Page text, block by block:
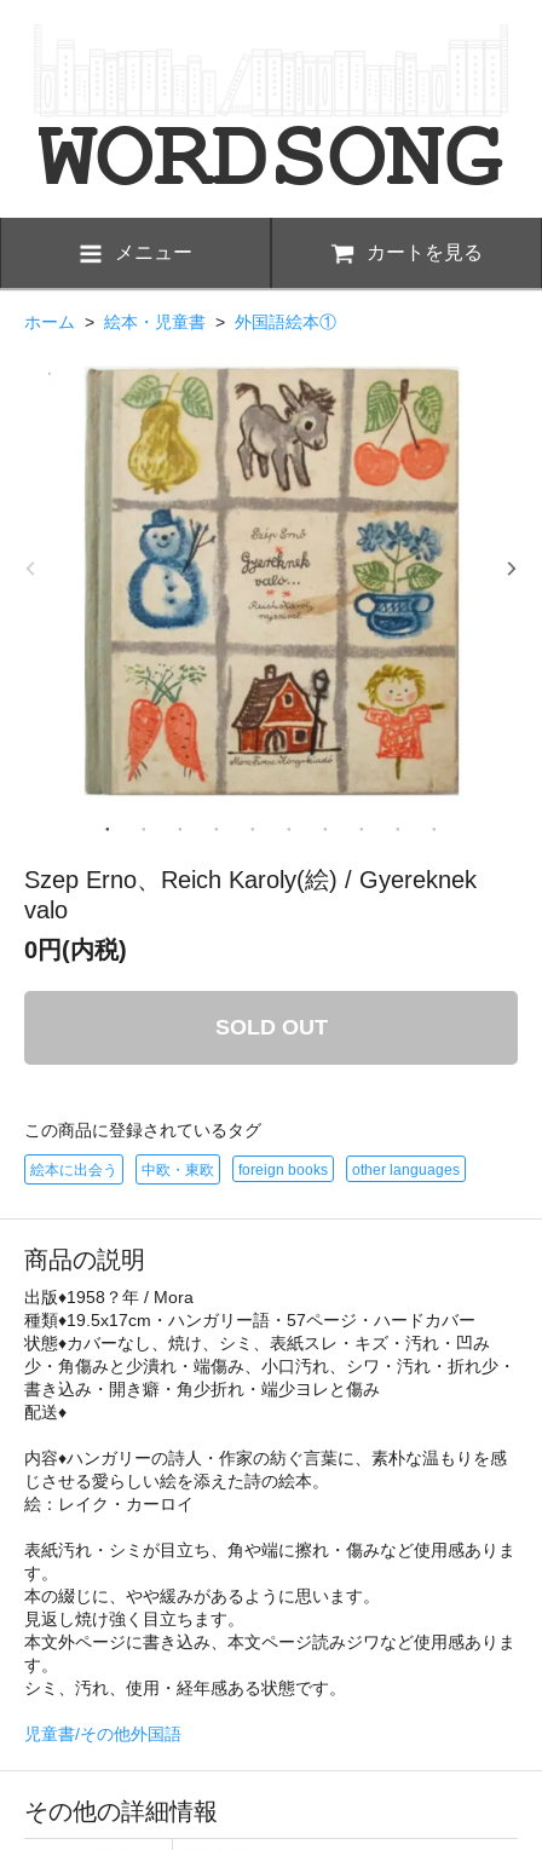
メニュー カートを見る
ホーム > 絵本・児童書 > 外国語絵本①
Szep Erno、Reich Karoly(絵) / Gyereknek
valo
0円(内税)
SOLD OUT
この商品に登録されているタグ
絵本に出会う 中欧・東欧 foreign books other languages
商品の説明
出版♦1958？年 / Mora
種類♦19.5x17cm・ハンガリー語・57ページ・ハードカバー
状態♦カバーなし、焼け、シミ、表紙スレ・キズ・汚れ・凹み
少・角傷みと少潰れ・端傷み、小口汚れ、シワ・汚れ・折れ少・
書き込み・開き癖・角少折れ・端少ヨレと傷み
配送♦
内容♦ハンガリーの詩人・作家の紡ぐ言葉に、素朴な温もりを感
じさせる愛らしい絵を添えた詩の絵本。
絵：レイク・カーロイ
表紙汚れ・シミが目立ち、角や端に擦れ・傷みなど使用感ありま
す。
本の綴じに、やや緩みがあるように思います。
見返し焼け強く目立ちます。
本文外ページに書き込み、本文ページ読みジワなど使用感ありま
す。
シミ、汚れ、使用・経年感ある状態です。
児童書/その他外国語
その他の詳細情報